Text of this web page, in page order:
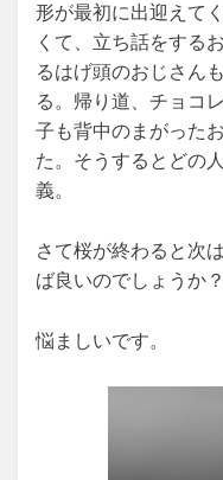
形が最初に出迎えて
くて、立ち話をする
るはげ頭のおじさん
る。帰り道、チョコ
子も背中のまがった
た。そうするとどの
義。
さて桜が終わると次
ば良いのでしょうか
悩ましいです。